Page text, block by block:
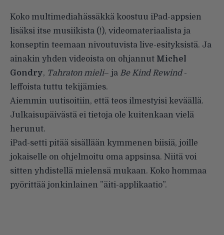
Koko multimediahässäkkä koostuu iPad-appsien
lisäksi itse musiikista (!), videomateriaalista ja
konseptin teemaan nivoutuvista live-esityksistä. Ja
ainakin yhden videoista on ohjannut Michel
Gondry, Tahraton mieli– ja Be Kind Rewind-
leffoista tuttu tekijämies.
Aiemmin uutisoitiin, että teos ilmestyisi keväällä.
Julkaisupäivästä ei tietoja ole kuitenkaan vielä
herunut.
iPad-setti pitää sisällään kymmenen biisiä, joille
jokaiselle on ohjelmoitu oma appsinsa. Niitä voi
sitten yhdistellä mielensä mukaan. Koko hommaa
pyörittää jonkinlainen ”äiti-applikaatio”.